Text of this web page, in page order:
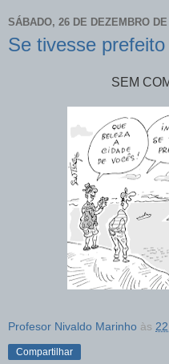
SÁBADO, 26 DE DEZEMBRO
Se tivesse prefeito
SEM
Profesor Nivaldo Marinho às
Compartilhar